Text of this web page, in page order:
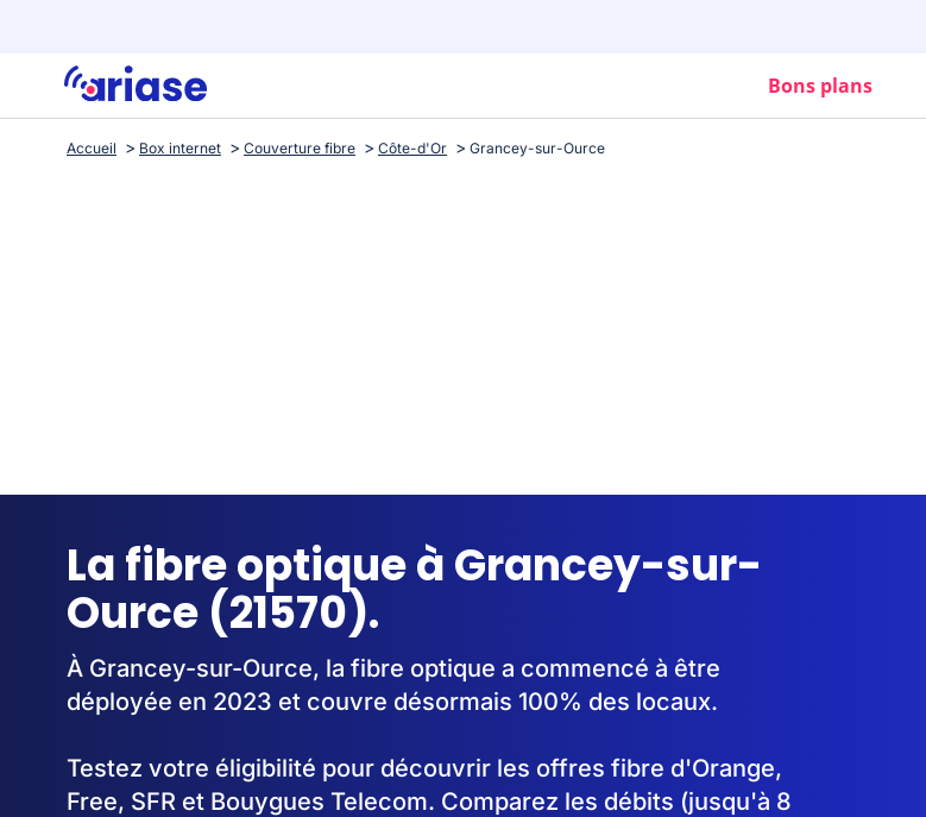
Bons plans
Accueil Box internet Couverture fibre Côte-d'Or Grancey-sur-Ource
La fibre optique à Grancey-sur-
Ource (21570).
À Grancey-sur-Ource, la fibre optique a commencé à être
déployée en 2023 et couvre désormais 100% des locaux.
Testez votre éligibilité pour découvrir les offres fibre d'Orange,
Free, SFR et Bouygues Telecom. Comparez les débits (jusqu'à 8